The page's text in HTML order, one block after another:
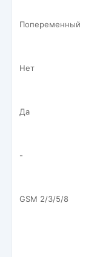
Попеременный
Нет
Да
-
GSM 2/3/5/8